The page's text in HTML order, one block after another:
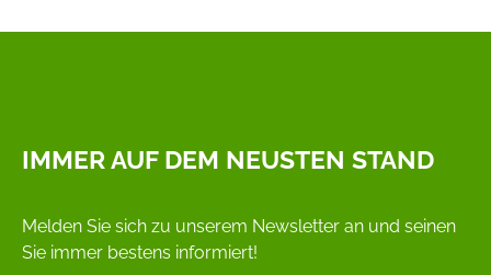
IMMER AUF DEM NEUSTEN STAND
Melden Sie sich zu unserem Newsletter an und seinen
Sie immer bestens informiert!